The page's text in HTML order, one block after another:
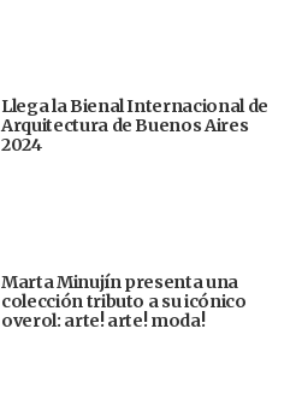
Llega la Bienal Internacional de
Arquitectura de Buenos Aires
2024
Marta Minujín presenta una
colección tributo a su icónico
overol: arte! arte! moda!